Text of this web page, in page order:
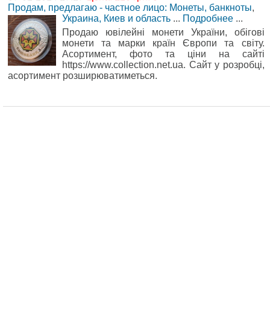
Продам, предлагаю - частное лицо: Монеты, банкноты,
Украина, Киев и область ... Подробнее ...
Продаю ювілейні монети України, обігові
монети та марки країн Європи та світу.
Асортимент, фото та ціни на сайті
https://www.collection.net.ua. Сайт у розробці,
асортимент розширюватиметься.